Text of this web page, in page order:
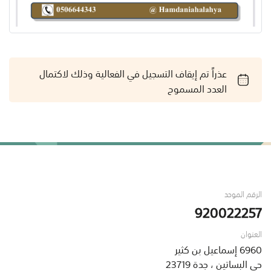
عذراً تم إيقاف التسجيل في الفعالية وذلك لاكتمال
العدد المسموح
الرقم الموحد
920022257
العنوان
6960 إسماعيل بن كثير
حي البساتين ، جدة 23719